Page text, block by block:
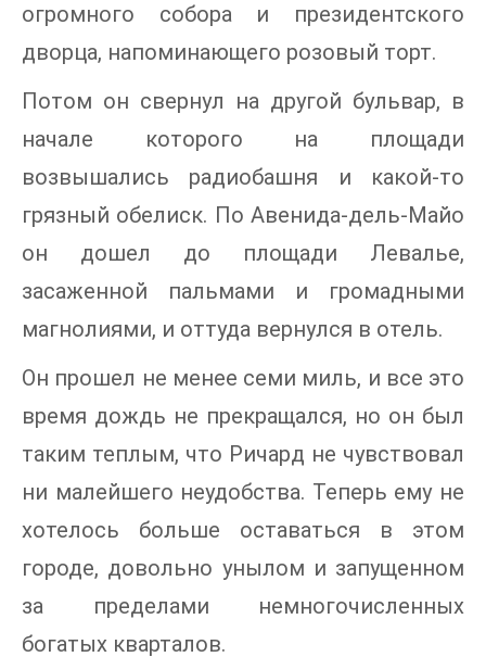
огромного собора и президентского
дворца, напоминающего розовый торт.
Потом он свернул на другой бульвар, в
начале которого на площади
возвышались радиобашня и какой-то
грязный обелиск. По Авенида-дель-Майо
он дошел до площади Левалье,
засаженной пальмами и громадными
магнолиями, и оттуда вернулся в отель.
Он прошел не менее семи миль, и все это
время дождь не прекращался, но он был
таким теплым, что Ричард не чувствовал
ни малейшего неудобства. Теперь ему не
хотелось больше оставаться в этом
городе, довольно унылом и запущенном
за пределами немногочисленных
богатых кварталов.